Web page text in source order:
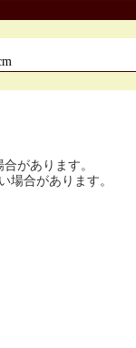
があります。
場合があります。